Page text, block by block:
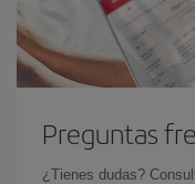
Preguntas
¿Tienes dudas?